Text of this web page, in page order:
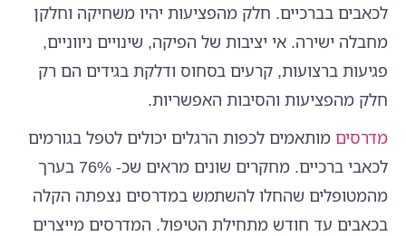
לכאבים בברכיים. חלק מהפציעות יהיו משחיקה וחלקן
מחבלה ישירה. אי יציבות של הפיקה, שינויים ניווניים,
פגיעות ברצועות, קרעים בסחוס ודלקת בגידים הם רק
חלק מהפציעות והסיבות האפשריות.
מדרסים מותאמים לכפות הרגלים יכולים לטפל בגורמים
לכאבי ברכיים. מחקרים שונים מראים שכ- 76% בערך
מהמטופלים שהחלו להשתמש במדרסים נצפתה הקלה
בכאבים עד חודש מתחילת הטיפול. המדרסים מייצרים